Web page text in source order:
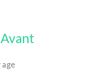
age